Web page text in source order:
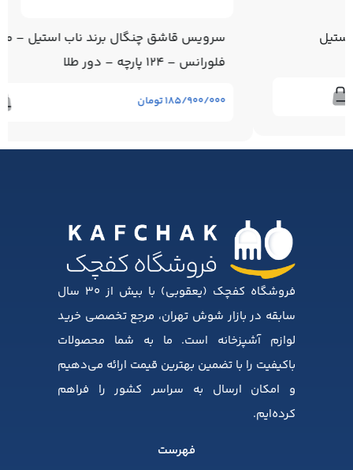
سرویس قاشق چنگال برند ناب استیل – مدل
فروشگاه کفچک (یعقوبی) با بیش از ۳۰ سال
سابقه در بازار شوش تهران، مرجع تخصصی خرید
لوازم آشپزخانه است. ما به شما محصولات
باکیفیت را با تضمین بهترین قیمت ارائه می‌دهیم
و امکان ارسال به سراسر کشور را فراهم
کرده‌ایم.
فهرست